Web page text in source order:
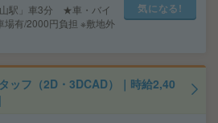
駅」車3分 ★車・バイ
場有/2000円負担 ※敷地外
気になる!
ッフ（2D・3DCAD）｜時給2,40